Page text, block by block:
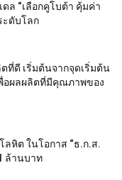
ดล “เลือกคูโบต้า คุ้มค่า
ะดับโลก
ที่ดี เริ่มต้นจากจุดเริ่มต้น
อผลผลิตที่มีคุณภาพของ
ลหิต ในโอกาส “ธ.ก.ส.
ล้านบาท